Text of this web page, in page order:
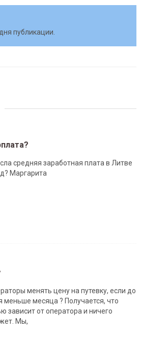
публикации.
средняя заработная плата в Литве
Маргарита
менять цену на путевку, если до
меньше месяца ? Получается, что
зависит от оператора и ничего
Мы,